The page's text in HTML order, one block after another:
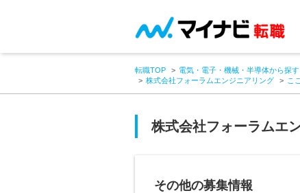
転職TOP 電気・電子・機械・半導体から探す
株式会社フォーラムエンジニアリング
こ
株式会社フォーラムエ
その他の募集情報